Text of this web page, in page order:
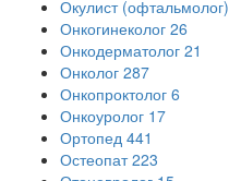
Окулист (офтальмолог)
Онкогинеколог 26
Онкодерматолог 21
Онколог 287
Онкопроктолог 6
Онкоуролог 17
Ортопед 441
Остеопат 223